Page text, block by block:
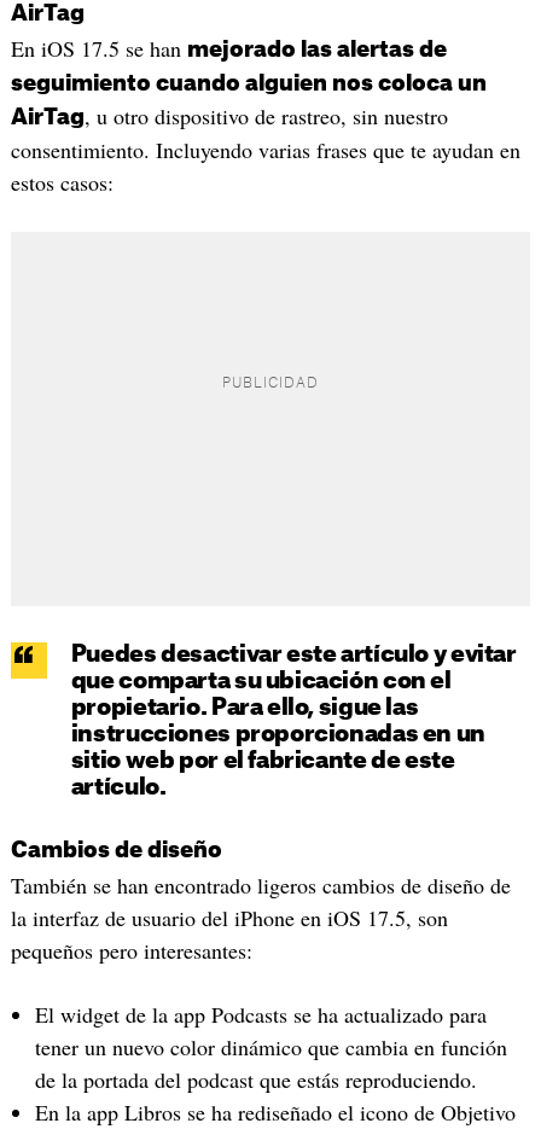
AirTag
En iOS 17.5 se han mejorado las alertas de
seguimiento cuando alguien nos coloca un
AirTag, u otro dispositivo de rastreo, sin nuestro
consentimiento. Incluyendo varias frases que te ayudan en
estos casos:
Puedes desactivar este artículo y evitar
que comparta su ubicación con el
propietario. Para ello, sigue las
instrucciones proporcionadas en un
sitio web por el fabricante de este
artículo.
Cambios de diseño
También se han encontrado ligeros cambios de diseño de
la interfaz de usuario del iPhone en iOS 17.5, son
pequeños pero interesantes:
El widget de la app Podcasts se ha actualizado para
tener un nuevo color dinámico que cambia en función
de la portada del podcast que estás reproduciendo.
En la app Libros se ha rediseñado el icono de Objetivo